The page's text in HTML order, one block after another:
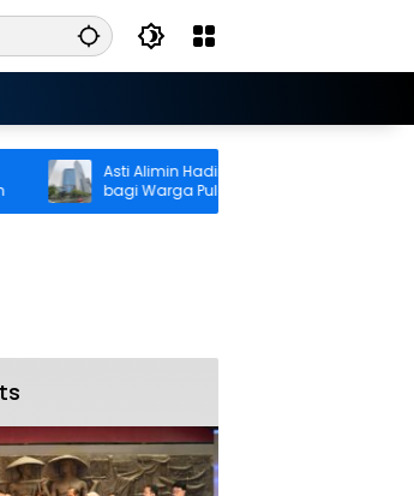
Asti Alimin Hadirkan Akses Keuangan
bagi Warga Pulau Kelang, BRI Dorong
Inklusi hingga Wilayah Kepulauan